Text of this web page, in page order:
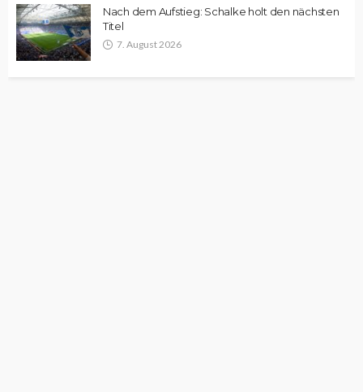
Nach dem Aufstieg: Schalke holt den nächsten
Titel
7. August 2026